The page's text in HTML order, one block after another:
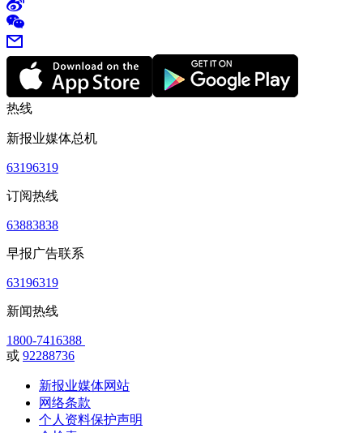
热线
新报业媒体总机
63196319
订阅热线
63883838
早报广告联系
63196319
新闻热线
1800-7416388
或 92288736
新报业媒体网站
网络条款
个人资料保护声明